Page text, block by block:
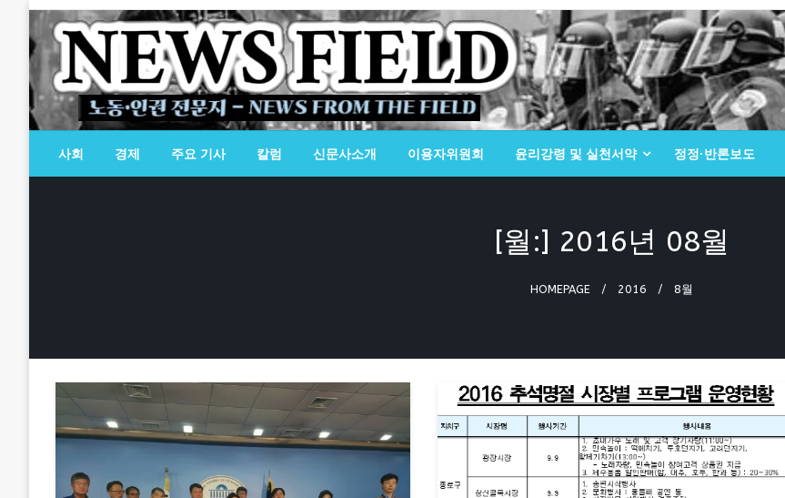
content
뉴스필드
노동·인권 전문지
사회 경제 주요 기사 칼럼 신문사소개 이용자위원회 윤리강령 및 실천서약 정정·반론보도
[월:] 2016년 08월
HOMEPAGE 2016 8월